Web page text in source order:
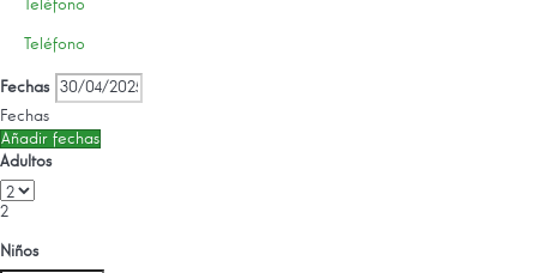
Teléfono
Teléfono
Fechas
Fechas
Añadir fechas
Adultos
2
Niños